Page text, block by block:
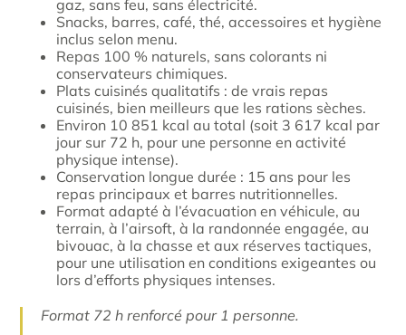
gaz, sans feu, sans électricité.
Snacks, barres, café, thé, accessoires et hygiène
inclus selon menu.
Repas 100 % naturels, sans colorants ni
conservateurs chimiques.
Plats cuisinés qualitatifs : de vrais repas
cuisinés, bien meilleurs que les rations sèches.
Environ 10 851 kcal au total (soit 3 617 kcal par
jour sur 72 h, pour une personne en activité
physique intense).
Conservation longue durée : 15 ans pour les
repas principaux et barres nutritionnelles.
Format adapté à l’évacuation en véhicule, au
terrain, à l’airsoft, à la randonnée engagée, au
bivouac, à la chasse et aux réserves tactiques,
pour une utilisation en conditions exigeantes ou
lors d’efforts physiques intenses.
Format 72 h renforcé pour 1 personne.